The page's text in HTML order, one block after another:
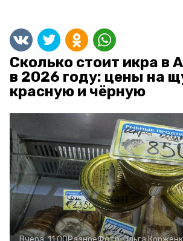
Сколько стоит икра в
в 2026 году: цены на
красную и чёрную